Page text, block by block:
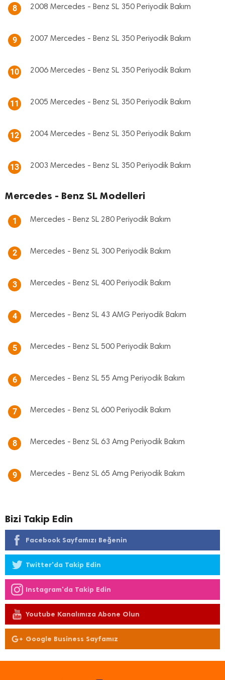
8 2008 Mercedes - Benz SL 350 Periyodik Bakım
9 2007 Mercedes - Benz SL 350 Periyodik Bakım
10 2006 Mercedes - Benz SL 350 Periyodik Bakım
11 2005 Mercedes - Benz SL 350 Periyodik Bakım
12 2004 Mercedes - Benz SL 350 Periyodik Bakım
13 2003 Mercedes - Benz SL 350 Periyodik Bakım
Mercedes - Benz SL Modelleri
1 Mercedes - Benz SL 280 Periyodik Bakım
2 Mercedes - Benz SL 300 Periyodik Bakım
3 Mercedes - Benz SL 400 Periyodik Bakım
4 Mercedes - Benz SL 43 AMG Periyodik Bakım
5 Mercedes - Benz SL 500 Periyodik Bakım
6 Mercedes - Benz SL 55 Amg Periyodik Bakım
7 Mercedes - Benz SL 600 Periyodik Bakım
8 Mercedes - Benz SL 63 Amg Periyodik Bakım
9 Mercedes - Benz SL 65 Amg Periyodik Bakım
Bizi Takip Edin
Facebook Sayfamızı Beğenin
Twitter'da Takip Edin
Instagram'da Takip Edin
Youtube Kanalımıza Abone Olun
Google Business Sayfamız